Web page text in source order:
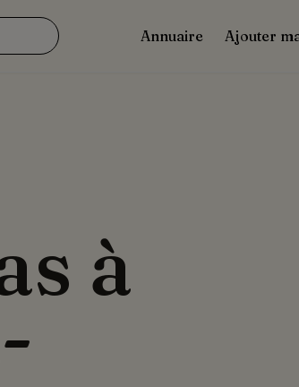
Annuaire Ajouter
à